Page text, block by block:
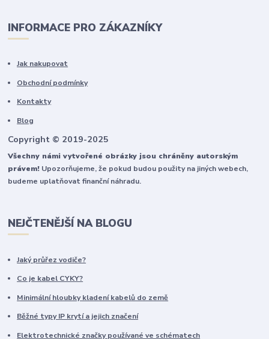
INFORMACE PRO ZÁKAZNÍKY
Jak nakupovat
Obchodní podmínky
Kontakty
Blog
Copyright © 2019-2025
Všechny námi vytvořené obrázky jsou chráněny autorským
právem! Upozorňujeme, že pokud budou použity na jiných webech,
budeme uplatňovat finanční náhradu.
NEJČTENĚJŠÍ NA BLOGU
Jaký průřez vodiče?
Co je kabel CYKY?
Minimální hloubky kladení kabelů do země
Běžné typy IP krytí a jejich značení
Elektrotechnické značky používané ve schématech